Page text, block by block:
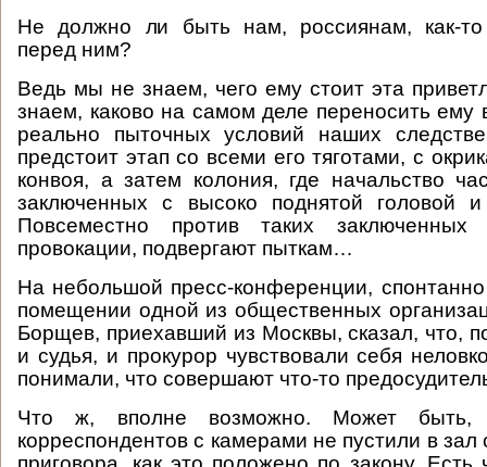
Не должно ли быть нам, россиянам, как-то
перед ним?
Ведь мы не знаем, чего ему стоит эта
знаем, каково на самом деле переносить ему
реально пыточных условий наших
предстоит этап со всеми его тяготами, с
конвоя, а затем колония, где начальство
заключенных с высоко поднятой головой
Повсеместно против таких заключенных
провокации, подвергают пыткам…
На небольшой пресс-конференции,
помещении одной из общественных
Борщев, приехавший из Москвы, сказал, что,
и судья, и прокурор чувствовали себя
понимали, что совершают что-то
Что ж, вполне возможно. Может быть,
корреспондентов с камерами не пустили в